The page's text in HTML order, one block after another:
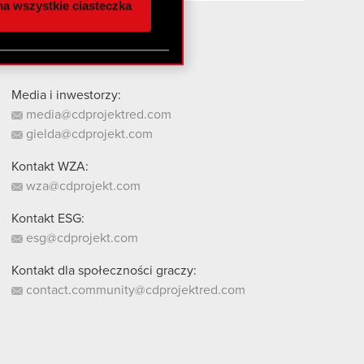
innymi danymi
z naszej witryny,
wszystkie ciasteczka
Media i inwestorzy:
media@cdprojektred.com
gielda@cdprojekt.com
Kontakt WZA:
wza@cdprojekt.com
Kontakt ESG:
esg@cdprojekt.com
Kontakt dla społeczności graczy:
contact.community@cdprojektred.com